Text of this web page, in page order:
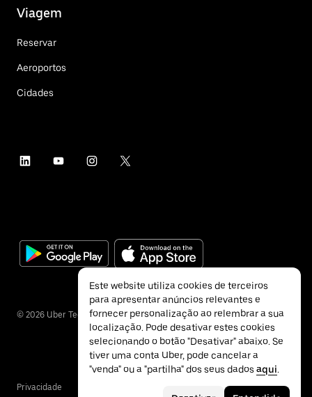
Viagem
Reservar
Aeroportos
Cidades
© 2026 Uber Technologies Inc.
Privacidade
Este website utiliza cookies de terceiros
para apresentar anúncios relevantes e
fornecer personalização ao relembrar a sua
localização. Pode desativar estes cookies
selecionando o botão "Desativar" abaixo. Se
tiver uma conta Uber, pode cancelar a
"venda" ou a "partilha" dos seus dados aqui.